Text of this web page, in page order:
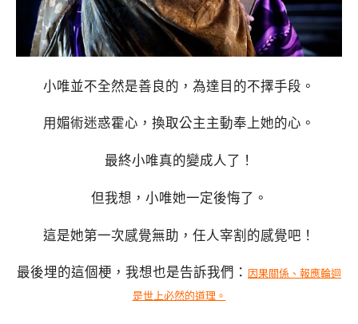
小唯並不全然是善良的，為達目的不擇手段。
用媚術迷惑霍心，換取公主主動奉上她的心。
最終小唯真的變成人了！
但我想，小唯她一定後悔了。
這是她第一次感覺無助，任人宰割的感覺吧！
最後埋的這個梗，我想也是告訴我們： 因果關係、報應輪迴
是世上必然的道理。